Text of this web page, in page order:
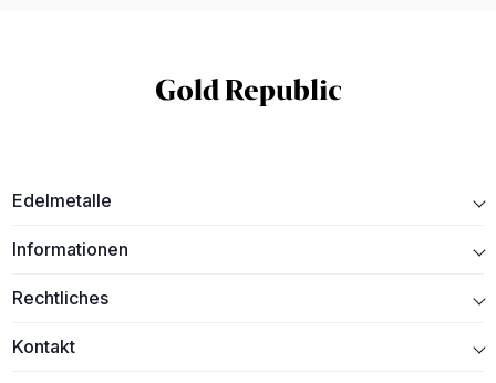
Edelmetalle
Informationen
Rechtliches
Kontakt